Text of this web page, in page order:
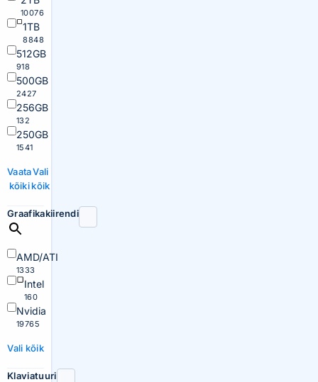
10076
1TB
8848
512GB
918
500GB
2427
256GB
132
250GB
1541
Vaata
kõiki
Vali
kõik
Graafikakiirendi
AMD/ATI
1333
Intel
160
Nvidia
19765
Vali kõik
Klaviatuuri